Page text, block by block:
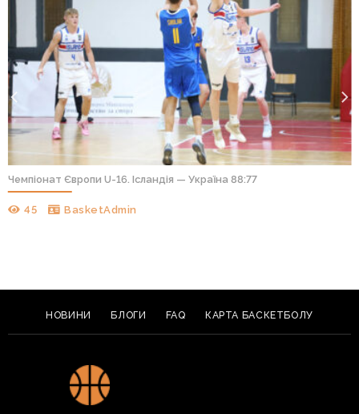
Чемпіонат Європи U-16. Ісландія — Україна 88:77
45 BasketAdmin
НОВИНИ БЛОГИ FAQ КАРТА БАСКЕТБОЛУ